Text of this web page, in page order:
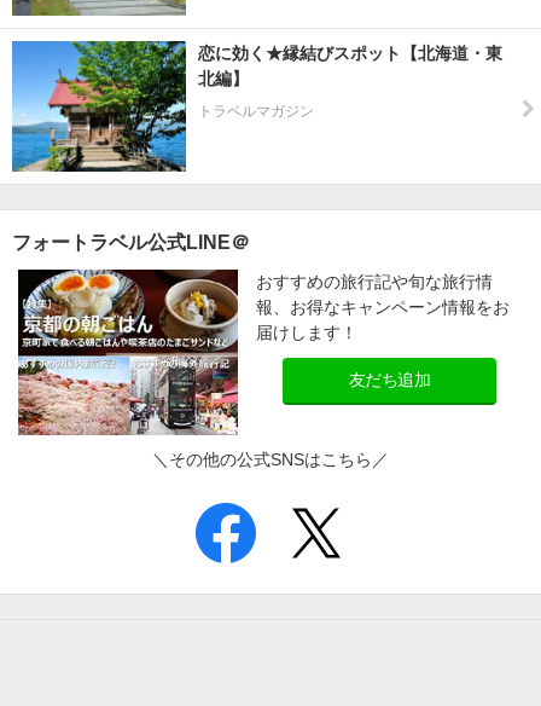
恋に効く★縁結びスポット【北海道・東
北編】
トラベルマガジン
フォートラベル公式LINE＠
おすすめの旅行記や旬な旅行情
報、お得なキャンペーン情報をお
届けします！
友だち追加
＼その他の公式SNSはこちら／